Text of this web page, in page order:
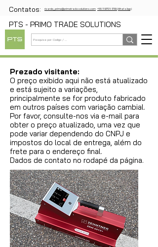
Contatos: ricardo_primo@primotradesolutions.com +55 11 97721-1739 (WhatsApp)
PTS - PRIMO TRADE SOLUTIONS
Prezado visitante:
O preço exibido aqui não está atualizado
e está sujeito a variações,
principalmente se for produto fabricado
em outros países com variação cambial.
Por favor, consulte-nos via e-mail para
obter o preço atualizado, uma vez que
pode variar dependendo do CNPJ e
impostos do local de entrega, além do
frete para o endereço final.
Dados de contato no rodapé da página.